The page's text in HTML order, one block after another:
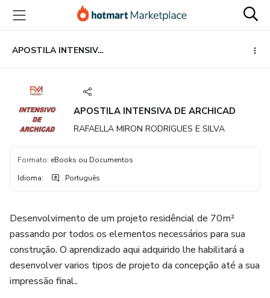
para
conteúdo
principal
para
pagamento
para
rodapé
APOSTILA INTENSIVA DE ARCHICAD
APOSTILA INTENSIVA DE ARCHICAD
RAFAELLA MIRON RODRIGUES E SILVA
Formato: eBooks ou Documentos
Idioma: Português
Desenvolvimento de um projeto residêncial de 70m²
passando por todos os elementos necessários para sua
construção. O aprendizado aqui adquirido lhe habilitará a
desenvolver varios tipos de projeto da concepção até a sua
impressão final..